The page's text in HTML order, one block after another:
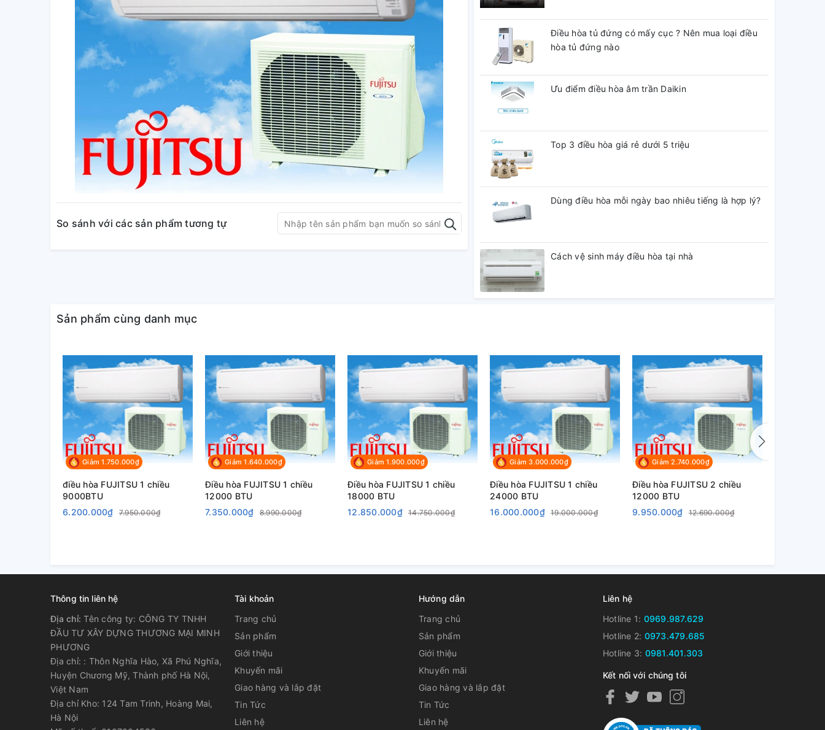
So sánh với các sản phẩm tương tự
Điều hòa tủ đứng có mấy cục ? Nên mua loại điều
hòa tủ đứng nào
Ưu điểm điều hòa âm trần Daikin
Top 3 điều hòa giá rẻ dưới 5 triệu
Dùng điều hòa mỗi ngày bao nhiêu tiếng là hợp lý?
Cách vệ sinh máy điều hòa tại nhà
Sản phẩm cùng danh mục
Giảm 1.750.000₫
điều hòa FUJITSU 1 chiều
9000BTU
6.200.000₫
7.950.000₫
Giảm 1.640.000₫
Điều hòa FUJITSU 1 chiều
12000 BTU
7.350.000₫
8.990.000₫
Giảm 1.900.000₫
Điều hòa FUJITSU 1 chiều
18000 BTU
12.850.000₫
14.750.000₫
Giảm 3.000.000₫
Điều hòa FUJITSU 1 chiều
24000 BTU
16.000.000₫
19.000.000₫
Giảm 2.740.000₫
Điều hòa FUJITSU 2 chiều
12000 BTU
9.950.000₫
12.690.000₫
Thông tin liên hệ
Địa chỉ:Tên công ty: CÔNG TY TNHH
ĐẦU TƯ XÂY DỰNG THƯƠNG MẠI MINH
PHƯƠNG
Địa chỉ: : Thôn Nghĩa Hào, Xã Phú Nghĩa,
Huyện Chương Mỹ, Thành phố Hà Nội,
Việt Nam
Địa chỉ Kho: 124 Tam Trinh, Hoàng Mai,
Hà Nội
Tài khoản
Trang chủ
Sản phẩm
Giới thiệu
Khuyến mãi
Giao hàng và lắp đặt
Tin Tức
Liên hệ
Hướng dẫn
Trang chủ
Sản phẩm
Giới thiệu
Khuyến mãi
Giao hàng và lắp đặt
Tin Tức
Liên hệ
Liên hệ
Hotline 1: 0969.987.629
Hotline 2: 0973.479.685
Hotline 3: 0981.401.303
Kết nối với chúng tôi